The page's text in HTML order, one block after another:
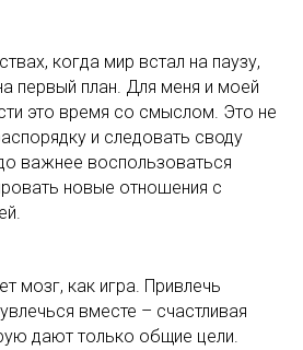
когда мир встал на паузу,
первый план. Для меня и моей
это время со смыслом. Это не
и следовать своду
важнее воспользоваться
новые отношения с
мозг, как игра. Привлечь
вместе – счастливая
дают только общие цели.